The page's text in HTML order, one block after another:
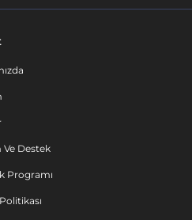
Ve Destek
Programı